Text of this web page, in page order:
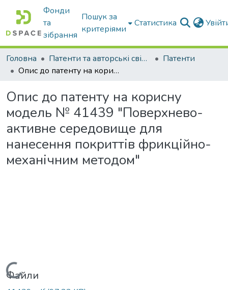
Фонди
та
зібрання
Пошук за
критеріями
Статистика
Головна Патенти та авторські свідоцтва
Патенти
Опис до патенту на корисну модель № 41439 "Поверхнево-активне середовище для нанесення покриттів фрикційно-механічним методом"
Опис до патенту на корисну
модель № 41439 "Поверхнево-
активне середовище для
нанесення покриттів фрикційно-
механічним методом"
Вантажиться...
Файли